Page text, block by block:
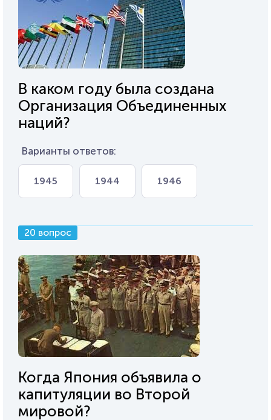
В каком году была создана
Организация Объединенных
наций?
Варианты ответов:
1945 1944 1946
20 вопрос
Когда Япония объявила о
капитуляции во Второй
мировой?